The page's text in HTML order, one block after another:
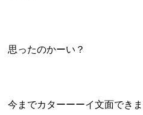
思ったのかーい？
今までカターーーイ文面でき